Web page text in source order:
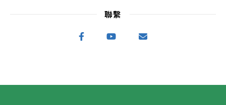
聯繫